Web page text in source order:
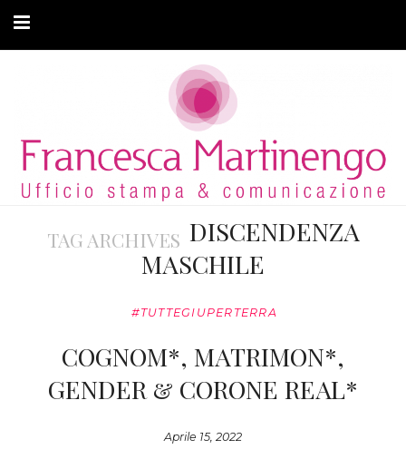
ARTICOLI
MODA ADATTIVA
CONTATTI
TAG ARCHIVES DISCENDENZA
MASCHILE
#TUTTEGIUPERTERRA
COGNOM*, MATRIMON*,
GENDER & CORONE REAL*
Aprile 15, 2022